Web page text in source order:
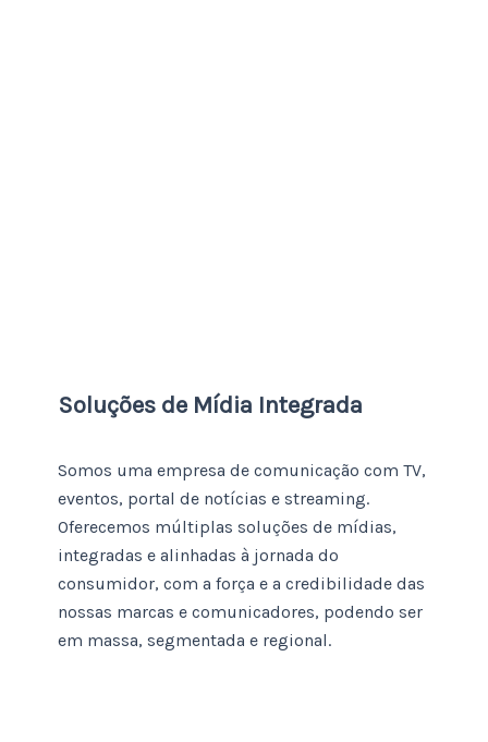
Soluções de Mídia Integrada
Somos uma empresa de comunicação com TV,
eventos, portal de notícias e streaming.
Oferecemos múltiplas soluções de mídias,
integradas e alinhadas à jornada do
consumidor, com a força e a credibilidade das
nossas marcas e comunicadores, podendo ser
em massa, segmentada e regional.